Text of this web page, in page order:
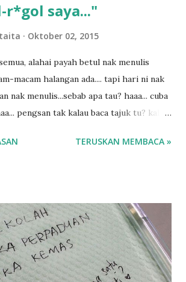
saya..."
Oktober 02, 2015
alahai payah betul nak menulis
macam halangan ada.... tapi hari ni nak
nak menulis...sebab apa tau? haaa... cuba
pengsan tak kalau baca tajuk tu? kalau
anak aku....diulangi ANAK AKU ....adoiiii
la shah singgah Giant beli barang
dari dalam kereta tu biasalah kan
pimpin anak-anak jalan sampai masuk
bagi anak 4 macam kami ni bahagi-
TERUSKAN MEMBACA »